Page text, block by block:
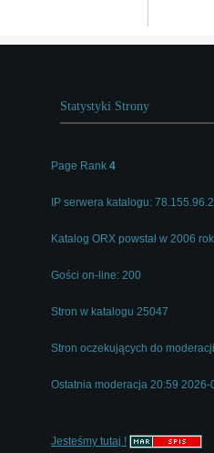
Statystyki Strony
Page Rank 4
IP serwera katalogu:
Katalog ORX powstał w 2006
Gości on-line: 200
Stron w katalogu 25047
Stron oczekujących do
Ostatnia moderacja 20:59 2026-
Jesteśmy tutaj !